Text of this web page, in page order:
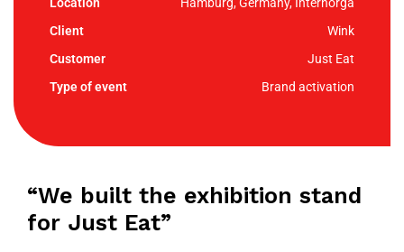
Wink
Just Eat
Brand activation
“We built the exhibition stand
for Just Eat”